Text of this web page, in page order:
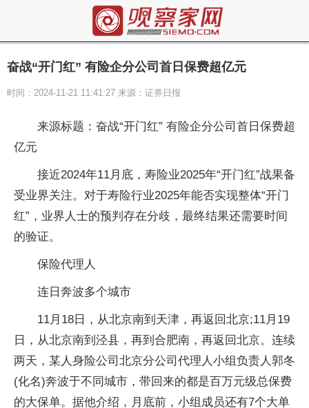
奋战“开门红” 有险企分公司首日保费超亿元
时间：2024-11-21 11:41:27 来源：证券日报
来源标题：奋战“开门红” 有险企分公司首日保费超
亿元
接近2024年11月底，寿险业2025年“开门红”战果备
受业界关注。对于寿险行业2025年能否实现整体“开门
红”，业界人士的预判存在分歧，最终结果还需要时间
的验证。
保险代理人
连日奔波多个城市
11月18日，从北京南到天津，再返回北京;11月19
日，从北京南到泾县，再到合肥南，再返回北京。连续
两天，某人身险公司北京分公司代理人小组负责人郭冬
(化名)奔波于不同城市，带回来的都是百万元级总保费
的大保单。据他介绍，月底前，小组成员还有7个大单